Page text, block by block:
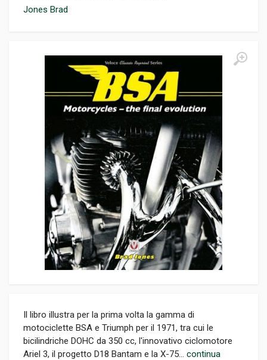
Jones Brad
Il libro illustra per la prima volta la gamma di
motociclette BSA e Triumph per il 1971, tra cui le
bicilindriche DOHC da 350 cc, l'innovativo ciclomotore
Ariel 3, il progetto D18 Bantam e la X-75... continua